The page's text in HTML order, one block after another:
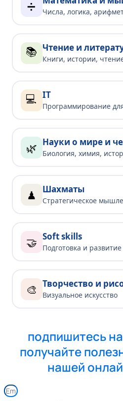
➗ Числа, логика,
📚 Чтение и
Книги, истории,
💻 IT
Программирование
🌿 Науки о мире и
Биология, химия,
♟ Шахматы
Стратегическое
🤝 Soft skills
Подготовка и развитие
🎨 Творчество и
Визуальное искусство
подпишитесь
получайте
нашей